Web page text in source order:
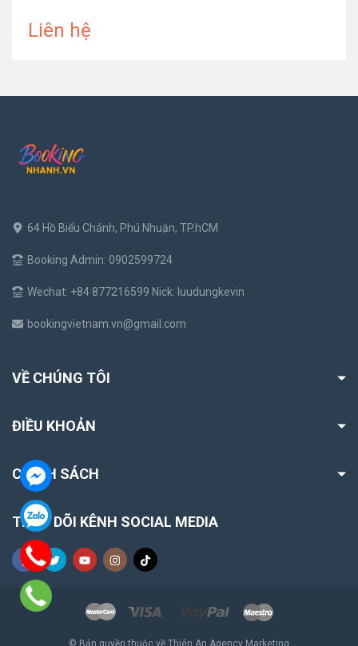
Liên hệ
64 Hồ Biểu Chánh, Phú Nhuận, TP.hCM
Booking Admin: 0902599724
Wechat: +84 877216599 Nick: luudungkevin
bookingvietnam.vn@gmail.com
VỀ CHÚNG TÔI
ĐIỀU KHOẢN
CHÍNH SÁCH
THEO DÕI KÊNH SOCIAL MEDIA
© Bản quyền thuộc về Thiên An Agency Marketing